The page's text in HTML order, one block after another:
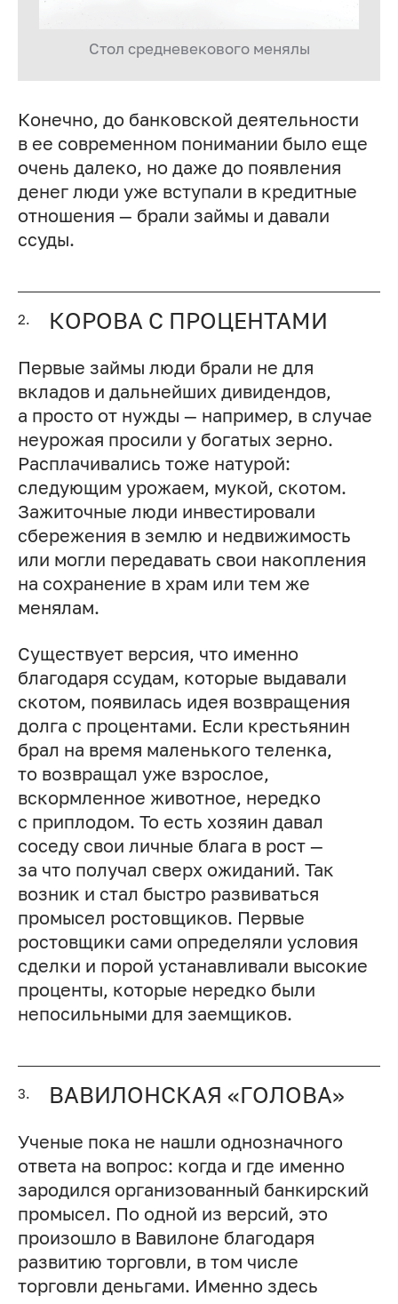
Стол средневекового менялы
Конечно, до банковской деятельности
в ее современном понимании было еще
очень далеко, но даже до появления
денег люди уже вступали в кредитные
отношения — брали займы и давали
ссуды.
2. КОРОВА С ПРОЦЕНТАМИ
Первые займы люди брали не для
вкладов и дальнейших дивидендов,
а просто от нужды — например, в случае
неурожая просили у богатых зерно.
Расплачивались тоже натурой:
следующим урожаем, мукой, скотом.
Зажиточные люди инвестировали
сбережения в землю и недвижимость
или могли передавать свои накопления
на сохранение в храм или тем же
менялам.
Существует версия, что именно
благодаря ссудам, которые выдавали
скотом, появилась идея возвращения
долга с процентами. Если крестьянин
брал на время маленького теленка,
то возвращал уже взрослое,
вскормленное животное, нередко
с приплодом. То есть хозяин давал
соседу свои личные блага в рост —
за что получал сверх ожиданий. Так
возник и стал быстро развиваться
промысел ростовщиков. Первые
ростовщики сами определяли условия
сделки и порой устанавливали высокие
проценты, которые нередко были
непосильными для заемщиков.
3. ВАВИЛОНСКАЯ «ГОЛОВА»
Ученые пока не нашли однозначного
ответа на вопрос: когда и где именно
зародился организованный банкирский
промысел. По одной из версий, это
произошло в Вавилоне благодаря
развитию торговли, в том числе
торговли деньгами. Именно здесь